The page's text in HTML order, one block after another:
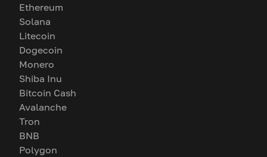
Ethereum
Solana
Litecoin
Dogecoin
Monero
Shiba Inu
Bitcoin Cash
Avalanche
Tron
BNB
Polygon